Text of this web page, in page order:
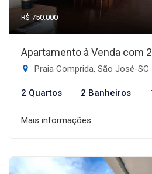
R$ 750.000
Apartamento à Venda com
Praia Comprida, São José-SC
2 Quartos 2 Banheiros
Mais informações